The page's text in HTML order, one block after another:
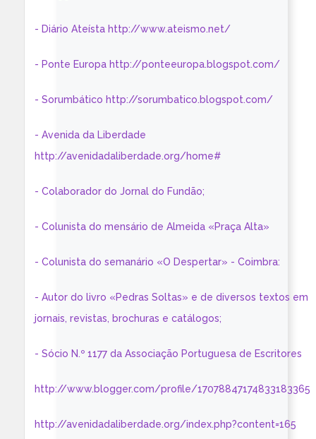
- Diário Ateísta http://www.ateismo.net/
- Ponte Europa http://ponteeuropa.blogspot.com/
- Sorumbático http://sorumbatico.blogspot.com/
- Avenida da Liberdade
http://avenidadaliberdade.org/home#
- Colaborador do Jornal do Fundão;
- Colunista do mensário de Almeida «Praça Alta»
- Colunista do semanário «O Despertar» - Coimbra:
- Autor do livro «Pedras Soltas» e de diversos textos em
jornais, revistas, brochuras e catálogos;
- Sócio N.º 1177 da Associação Portuguesa de Escritores
http://www.blogger.com/profile/17078847174833183365
http://avenidadaliberdade.org/index.php?content=165